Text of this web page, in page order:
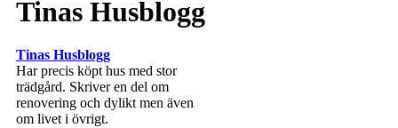
Tinas Husblogg
Tinas Husblogg
Har precis köpt hus med stor
trädgård. Skriver en del om
renovering och dylikt men även
om livet i övrigt.